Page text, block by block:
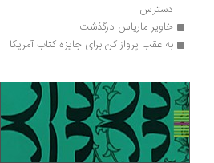
دسترس
خاویر ماریاس درگذشت
به عقب پرواز کن برای جایزه کتاب آمریکا